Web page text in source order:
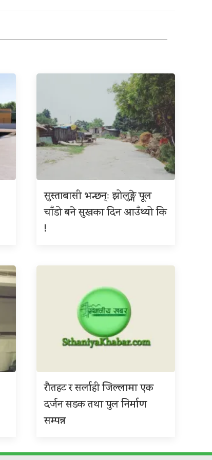
सुस्ताबासी भन्छन्ः झोलुङ्गे पूल
चाँडो बने सुखका दिन आउँथ्यो कि
!
रौतहट र सर्लाही जिल्लामा एक
दर्जन सडक तथा पुल निर्माण
सम्पन्न